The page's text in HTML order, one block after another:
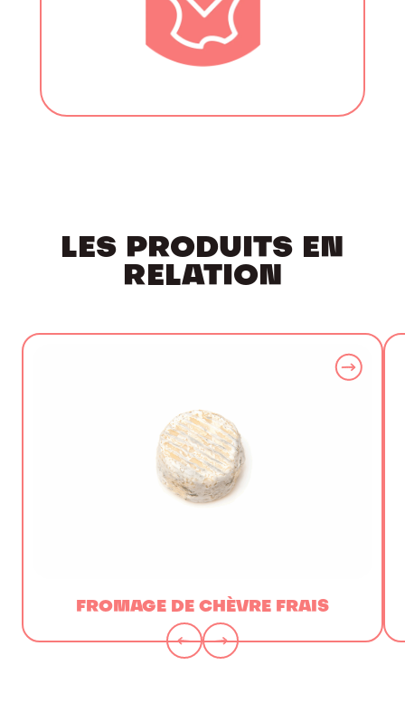
LES PRODUITS EN
RELATION
FROMAGE DE CHÈVRE FRAIS